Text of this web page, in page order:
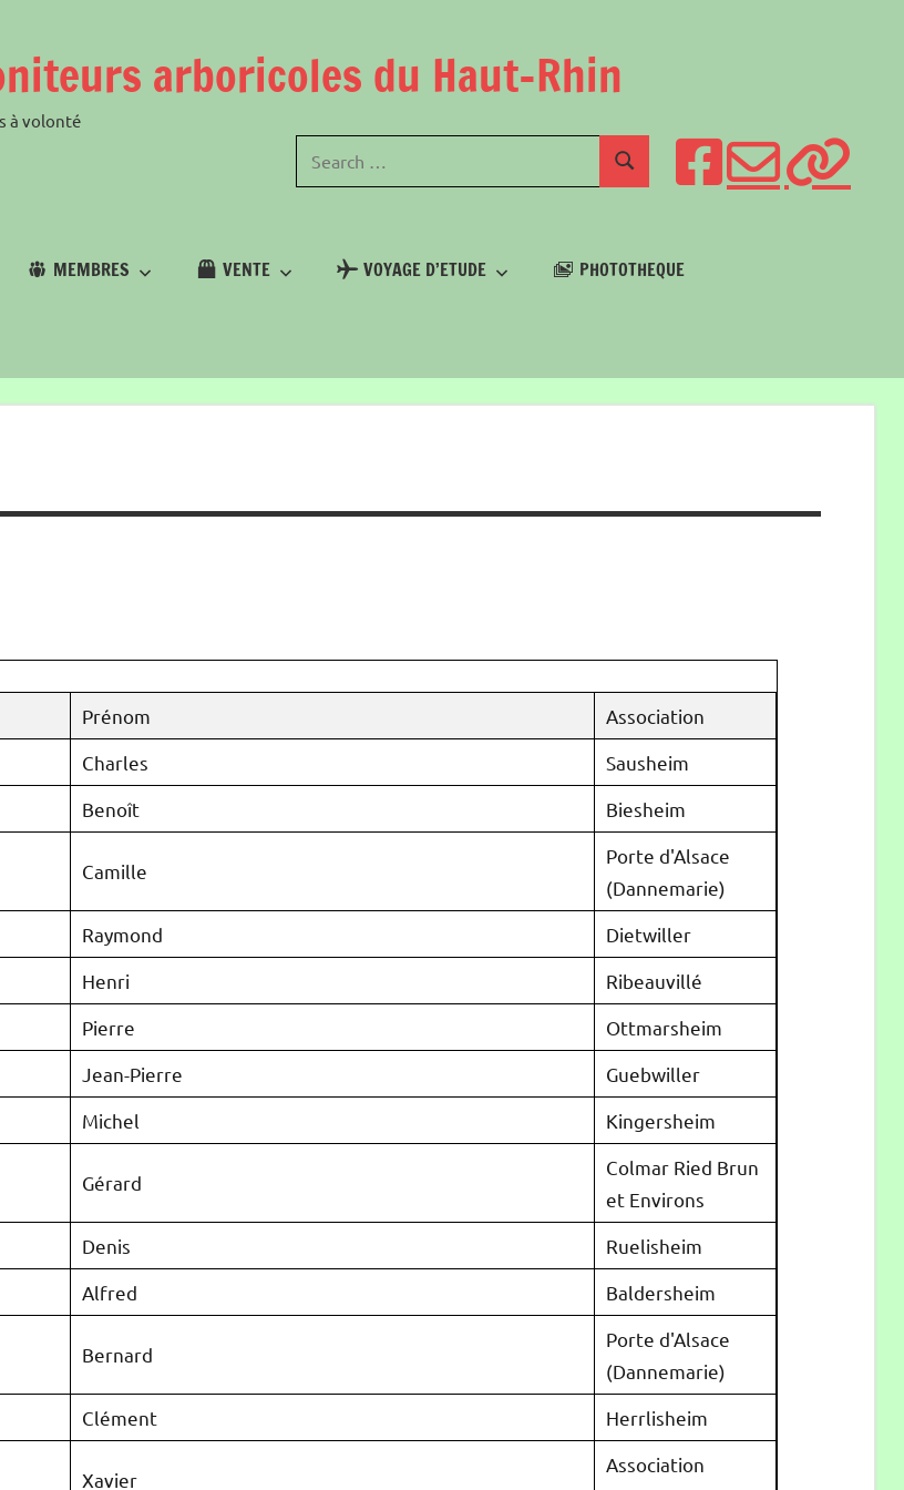
arboricoles du Haut-Rhin
à volonté
MEMBRES VENTE VOYAGE D’ETUDE PHOTOTHEQUE
Prénom
Association
Charles
Sausheim
Benoît Biesheim
Camille
Porte d'Alsace
(Dannemarie)
Raymond
Dietwiller
Henri
Ribeauvillé
Pierre
Ottmarsheim
Jean-Pierre
Guebwiller
Michel Kingersheim
Gérard
Colmar Ried Brun
et Environs
Denis
Ruelisheim
Alfred Baldersheim
Bernard
Porte d'Alsace
(Dannemarie)
Clément Herrlisheim
Xavier
Association